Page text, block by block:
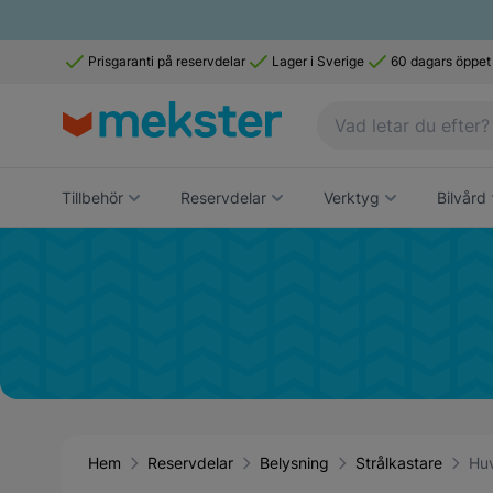
Prisgaranti på reservdelar Lager i Sverige 60 dagars
Tillbehör Reservdelar Verktyg Bilvård
Hem Reservdelar Belysning Strålkastare